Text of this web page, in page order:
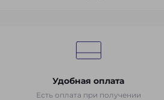
Удобная оплата
Есть оплата при получении